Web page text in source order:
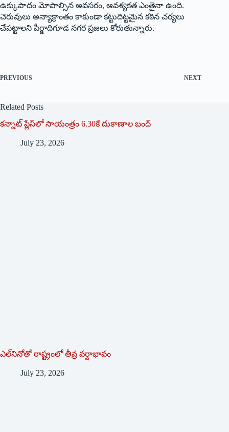
ఉక్కుపాదం మోపాల్సిన అవసరం, ఆవశ్యకత ఎంతైనా ఉంది.
చెరువులు అన్యాక్రాంతం కాకుండా కట్టుదిట్టమైన కఠిన చర్యలు
చేపట్టాలని పీర్జాదిగూడ నగర ప్రజలు కోరుతున్నారు.
PREVIOUS NEXT
Related Posts
క‌న్నాట్ ప్లేస్‌లో సాయంత్రం 6.30కే దుకాణాల బంద్‌
July 23, 2026
ఎల్‌నినోతో రాష్ట్రంలో తీవ్ర వర్షాభావం
July 23, 2026